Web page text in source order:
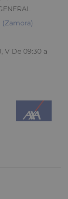
(Zamora)
V De 09:30 a